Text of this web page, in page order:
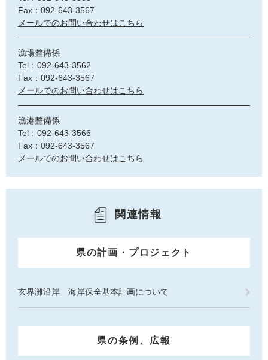
Fax：092-643-3567
メールでのお問い合わせはこちら
漁場整備係
Tel：092-643-3562
Fax：092-643-3567
メールでのお問い合わせはこちら
漁港整備係
Tel：092-643-3566
Fax：092-643-3567
メールでのお問い合わせはこちら
関連情報
県の計画・プロジェクト
玄界灘沿岸 海岸保全基本計画について
県の条例、広報